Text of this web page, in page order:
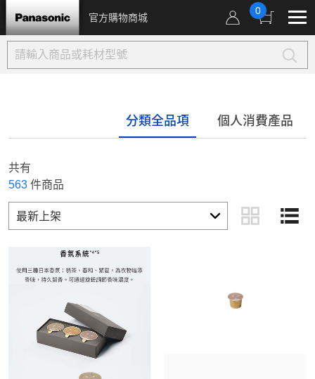
官方購物商城
0
分類全品項 個人消費產品
共有
563 件商品